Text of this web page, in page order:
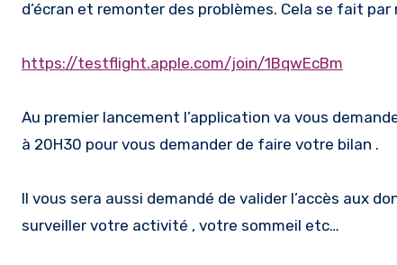
d’écran et remonter des problèmes. Cela se fait par
https://testflight.apple.com/join/1BqwEcBm
Au premier lancement l’application va vous
à 20H30 pour vous demander de faire votre bilan .
Il vous sera aussi demandé de valider l’accès aux
surveiller votre activité , votre sommeil etc…